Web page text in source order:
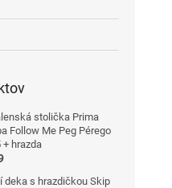
stolička Prima
Follow Me Peg Pérego
+ hrazda
deka s hrazdičkou Skip